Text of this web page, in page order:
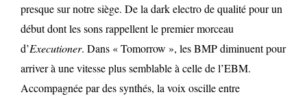
presque sur notre siège. De la dark electro de qualité pour un
début dont les sons rappellent le premier morceau
d’Executioner. Dans « Tomorrow », les BMP diminuent pour
arriver à une vitesse plus semblable à celle de l’EBM.
Accompagnée par des synthés, la voix oscille entre